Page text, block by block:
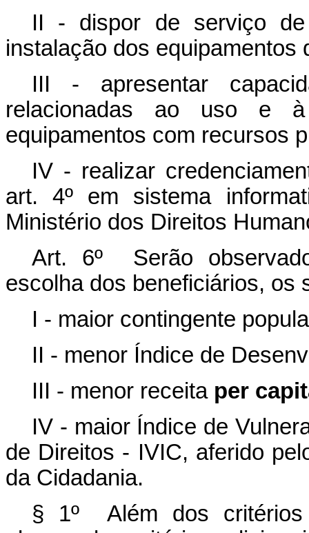
II - dispor de serviço
instalação dos equipamentos
III - apresentar
relacionadas ao uso e
equipamentos com recursos
IV - realizar
art. 4º em sistema
Ministério dos Direitos
Art. 6º Serão
escolha dos beneficiários, os
I - maior contingente
II - menor Índice de
III - menor receita per
IV - maior Índice de
de Direitos - IVIC, aferido
da Cidadania.
§ 1º Além dos